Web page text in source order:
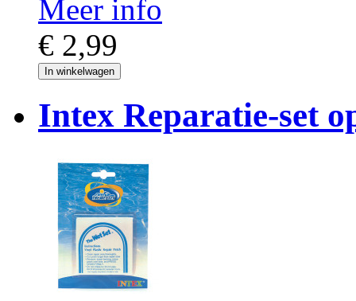
Meer info
€ 2,99
In winkelwagen
Intex Reparatie-set